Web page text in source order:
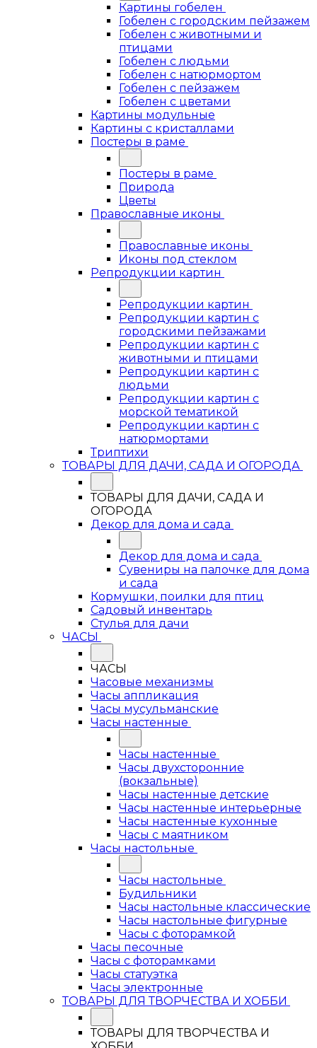
Картины гобелен
Гобелен с городским пейзажем
Гобелен с животными и
птицами
Гобелен с людьми
Гобелен с натюрмортом
Гобелен с пейзажем
Гобелен с цветами
Картины модульные
Картины с кристаллами
Постеры в раме
Постеры в раме
Природа
Цветы
Православные иконы
Православные иконы
Иконы под стеклом
Репродукции картин
Репродукции картин
Репродукции картин с
городскими пейзажами
Репродукции картин с
животными и птицами
Репродукции картин с
людьми
Репродукции картин с
морской тематикой
Репродукции картин с
натюрмортами
Триптихи
ТОВАРЫ ДЛЯ ДАЧИ, САДА И ОГОРОДА
ТОВАРЫ ДЛЯ ДАЧИ, САДА И
ОГОРОДА
Декор для дома и сада
Декор для дома и сада
Сувениры на палочке для дома
и сада
Кормушки, поилки для птиц
Садовый инвентарь
Стулья для дачи
ЧАСЫ
ЧАСЫ
Часовые механизмы
Часы аппликация
Часы мусульманские
Часы настенные
Часы настенные
Часы двухсторонние
(вокзальные)
Часы настенные детские
Часы настенные интерьерные
Часы настенные кухонные
Часы с маятником
Часы настольные
Часы настольные
Будильники
Часы настольные классические
Часы настольные фигурные
Часы с фоторамкой
Часы песочные
Часы с фоторамками
Часы статуэтка
Часы электронные
ТОВАРЫ ДЛЯ ТВОРЧЕСТВА И ХОББИ
ТОВАРЫ ДЛЯ ТВОРЧЕСТВА И